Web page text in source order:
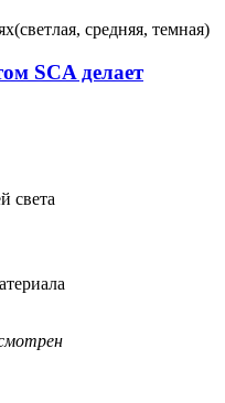
средняя, темная)
SCA делает
света